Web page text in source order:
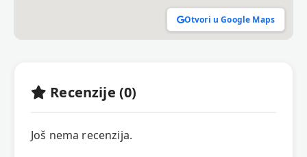
Otvori u Google Maps
Recenzije (0)
Još nema recenzija.